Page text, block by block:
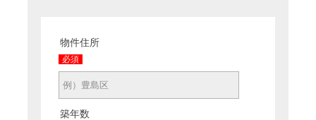
物件住所
必須
築年数